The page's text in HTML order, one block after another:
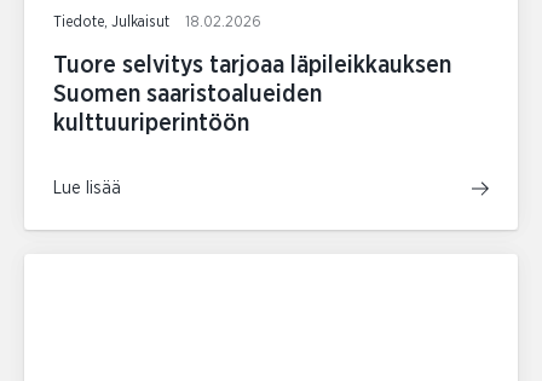
Tiedote, Julkaisut 18.02.2026
Tuore selvitys tarjoaa läpileikkauksen
Suomen saaristoalueiden
kulttuuriperintöön
Lue lisää